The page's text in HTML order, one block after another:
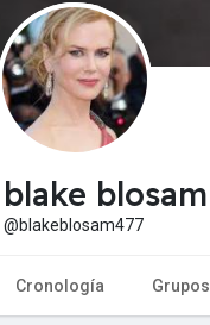
blake blosam
@blakeblosam477
Cronología Grupos